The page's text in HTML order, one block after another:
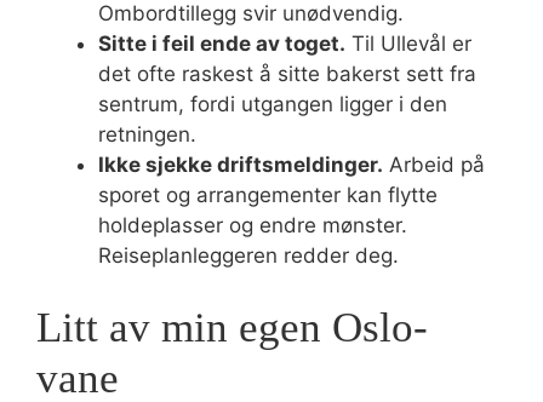
Ombordtillegg svir unødvendig.
Sitte i feil ende av toget. Til Ullevål er
det ofte raskest å sitte bakerst sett fra
sentrum, fordi utgangen ligger i den
retningen.
Ikke sjekke driftsmeldinger. Arbeid på
sporet og arrangementer kan flytte
holdeplasser og endre mønster.
Reiseplanleggeren redder deg.
Litt av min egen Oslo-
vane